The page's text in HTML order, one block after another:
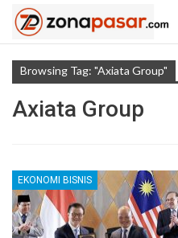
Browsing Tag: "Axiata Group"
Axiata Group
EKONOMI BISNIS